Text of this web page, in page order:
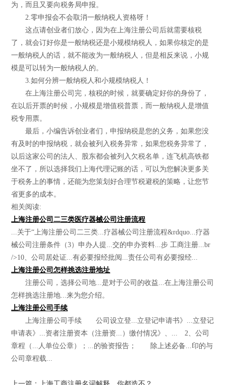
为，而且又要向税务局申报。
2.零申报会不会取消一般纳税人资格呀！
这点请创业者们放心，因为在上海注册公司后就需要核税
了，就会订好你是一般纳税还是小规模纳税人，如果你核定的是
一般纳税人的话，就不能改为一般纳税人，但是相反来说，小规
模是可以转为一般纳税人的。
3.如何分辨一般纳税人和小规模纳税人！
在上海注册公司完，核税的时候，就要确定好你的身份了，
在以后开票的时候，小规模是增值税普票，而一般纳税人是增值
税专用票。
最后，小编告诉创业者们，申报纳税是您的义务，如果您没
有及时的申报纳税，就会被列入税务异常，如果您税务异常了，
以后这家公司的法人、股东都会被列入欠税名单，连飞机高铁都
坐不了，所以选择我们上海代理记账的话，可以为您解决更多关
于税务上的事情，还能为您策划好合理节税避税的策略，让您节
省更多的成本。
相关阅读:
上海注册公司二三类医疗器械公司注册流程
...关于“上海注册公司二三类...疗器械公司注册流程&rdquo...疗器
械公司注册条件（3）申办人提...交的申办资料...步 工商注册...br
/>10、公司居处证...有必要报经批阅...责任公司有必要报经...
上海注册公司怎样挑选注册地址
注册公司，选择公司地...是对于公司的收益...在上海注册公司
怎样挑选注册地...来为您介绍。
上海注册公司手续
上海注册公司手续 公司设立登...立登记申请书》...立登记
申请表》...资者注册资本（注册资...）缴付情况》、... 2、公司
章程（...人单位公章）；...的验资报告； 除上述必备...印的与
公司章程载...